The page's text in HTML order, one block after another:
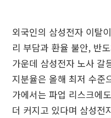
외국인의 삼성전자 이탈
리 부담과 환율 불안, 반
가운데 삼성전자 노사 갈
지분율은 올해 최저 수준
가에서는 파업 리스크에
더 커지고 있다며 삼성전